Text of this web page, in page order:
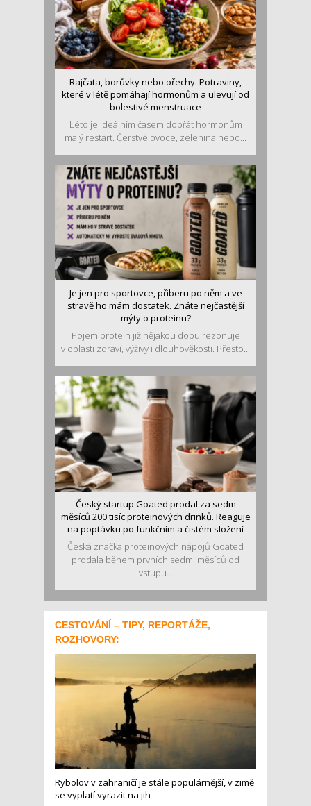
Rajčata, borůvky nebo ořechy. Potraviny,
které v létě pomáhají hormonům a ulevují od
bolestivé menstruace
Léto je ideálním časem dopřát hormonům
malý restart. Čerstvé ovoce, zelenina nebo...
Je jen pro sportovce, přiberu po něm a ve
stravě ho mám dostatek. Znáte nejčastější
mýty o proteinu?
Pojem protein již nějakou dobu rezonuje
v oblasti zdraví, výživy i dlouhověkosti. Přesto...
Český startup Goated prodal za sedm
měsíců 200 tisíc proteinových drinků. Reaguje
na poptávku po funkčním a čistém složení
Česká značka proteinových nápojů Goated
prodala během prvních sedmi měsíců od
vstupu...
CESTOVÁNÍ – TIPY, REPORTÁŽE,
ROZHOVORY:
Rybolov v zahraničí je stále populárnější, v zimě
se vyplatí vyrazit na jih